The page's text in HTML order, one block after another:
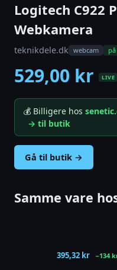
Logitech C922
Webkamera
teknikdele.dk webcam
529,00 kr LIVE
💰 Billigere hos
→ til butik
Gå til butik →
Samme vare
395,32 kr −134